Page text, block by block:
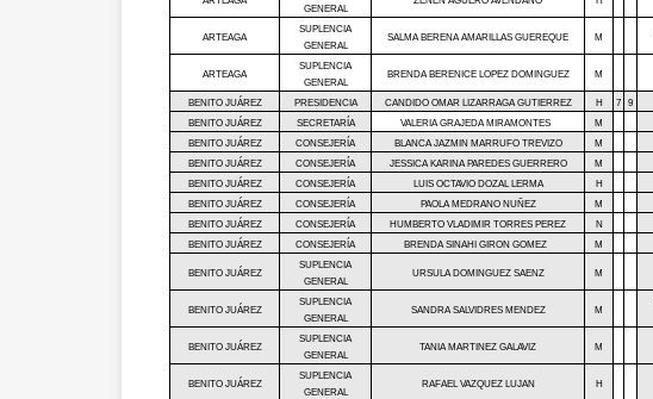
GENERAL
ARTEAGA
SUPLENCIA
GENERAL
SALMA BERENA AMARILLAS GUEREQUE M
ARTEAGA
SUPLENCIA
GENERAL
BRENDA BERENICE LOPEZ DOMINGUEZ M
BENITO JUÁREZ PRESIDENCIA CANDIDO OMAR LIZARRAGA GUTIERREZ H 7
9
BENITO JUÁREZ
SECRETARÍA VALERIA GRAJEDA MIRAMONTES
M
BENITO JUÁREZ
CONSEJERÍA BLANCA JAZMIN MARRUFO TREVIZO
M
BENITO JUÁREZ
CONSEJERÍA JESSICA KARINA PAREDES GUERRERO
M
BENITO JUÁREZ
CONSEJERÍA LUIS OCTAVIO DOZAL LERMA
H
BENITO JUÁREZ
CONSEJERÍA PAOLA MEDRANO NUÑEZ M
BENITO JUÁREZ
CONSEJERÍA HUMBERTO VLADIMIR TORRES PEREZ
N
BENITO JUÁREZ
CONSEJERÍA BRENDA SINAHI GIRON GOMEZ M
BENITO JUÁREZ
SUPLENCIA
GENERAL
URSULA DOMINGUEZ SAENZ M
BENITO JUÁREZ
SUPLENCIA
GENERAL
SANDRA SALVIDRES MENDEZ M
BENITO JUÁREZ
SUPLENCIA
GENERAL
TANIA MARTINEZ GALAVIZ M
BENITO JUÁREZ
SUPLENCIA
GENERAL
RAFAEL VAZQUEZ LUJAN H